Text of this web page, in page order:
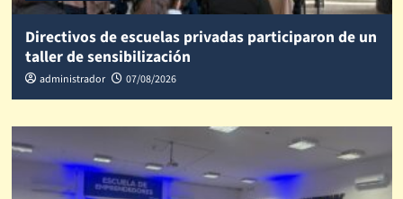
Directivos de escuelas privadas participaron de un
taller de sensibilización
administrador 07/08/2026